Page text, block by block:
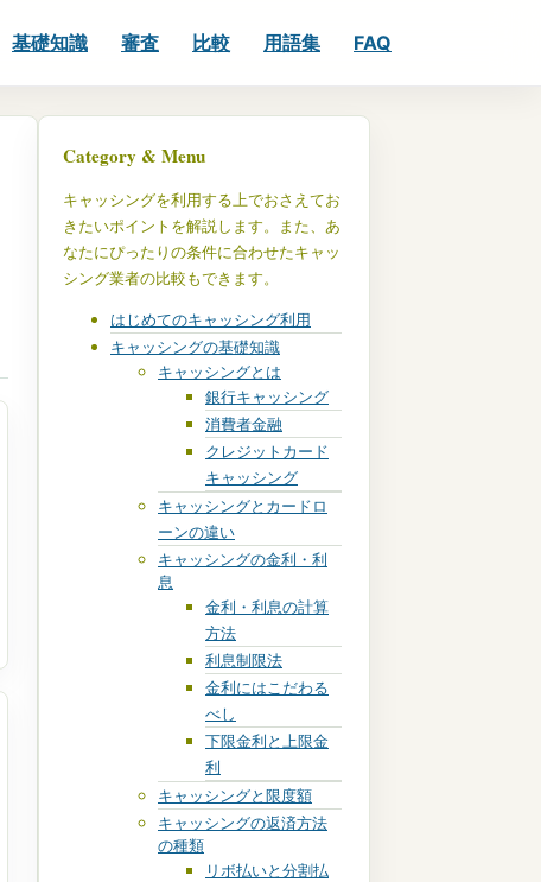
基礎知識 審査 比較 用語集 FAQ
Category & Menu
キャッシングを利用する上でおさえてお
きたいポイントを解説します。また、あ
なたにぴったりの条件に合わせたキャッ
シング業者の比較もできます。
はじめてのキャッシング利用
キャッシングの基礎知識
キャッシングとは
銀行キャッシング
消費者金融
クレジットカード
キャッシング
キャッシングとカードロ
ーンの違い
キャッシングの金利・利
息
金利・利息の計算
方法
利息制限法
金利にはこだわる
べし
下限金利と上限金
利
キャッシングと限度額
キャッシングの返済方法
の種類
リボ払いと分割払